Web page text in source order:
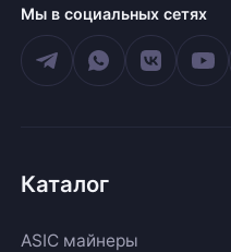
Мы в социальных сетях
Каталог
ASIC майнеры